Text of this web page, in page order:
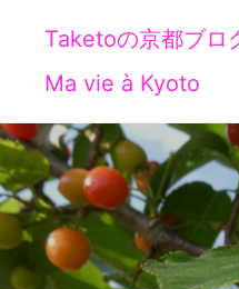
Taketoの京都ブロ
Ma vie à Kyoto